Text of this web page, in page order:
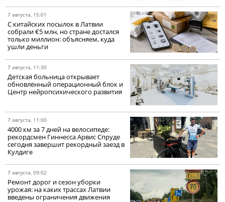
7 августа, 15:01
С китайских посылок в Латвии
собрали €5 млн, но стране достался
только миллион: объясняем, куда
ушли деньги
7 августа, 11:30
Детская больница открывает
обновлённый операционный блок и
Центр нейропсихического развития
7 августа, 11:00
4000 км за 7 дней на велосипеде:
рекордсмен Гиннесса Арвис Спруде
сегодня завершит рекордный заезд в
Кулдиге
7 августа, 09:02
Ремонт дорог и сезон уборки
урожая: на каких трассах Латвии
введены ограничения движения